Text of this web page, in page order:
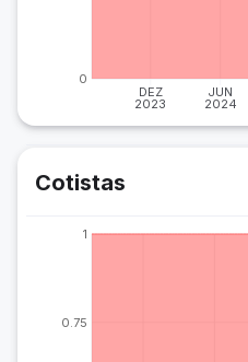
DEZ
2023
JUN
2024
0
Cotistas
0.75
1